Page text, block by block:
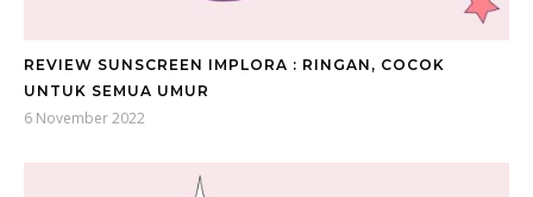
REVIEW SUNSCREEN IMPLORA : RINGAN, COCOK
UNTUK SEMUA UMUR
6 November 2022